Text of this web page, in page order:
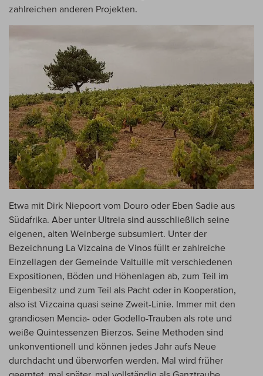
zahlreichen anderen Projekten.
Etwa mit Dirk Niepoort vom Douro oder Eben Sadie aus
Südafrika. Aber unter Ultreia sind ausschließlich seine
eigenen, alten Weinberge subsumiert. Unter der
Bezeichnung La Vizcaina de Vinos füllt er zahlreiche
Einzellagen der Gemeinde Valtuille mit verschiedenen
Expositionen, Böden und Höhenlagen ab, zum Teil im
Eigenbesitz und zum Teil als Pacht oder in Kooperation,
also ist Vizcaina quasi seine Zweit-Linie. Immer mit den
grandiosen Mencia- oder Godello-Trauben als rote und
weiße Quintessenzen Bierzos. Seine Methoden sind
unkonventionell und können jedes Jahr aufs Neue
durchdacht und überworfen werden. Mal wird früher